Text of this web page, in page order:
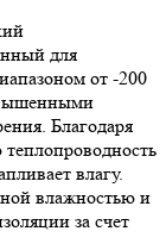
для
от -200
Благодаря
влагу.
влажностью и
за счет